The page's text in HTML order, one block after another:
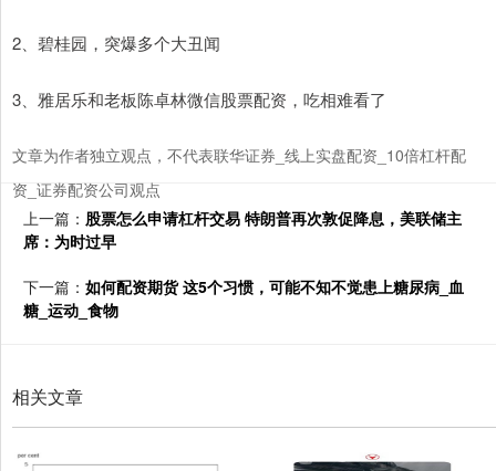
2、碧桂园，突爆多个大丑闻
3、雅居乐和老板陈卓林微信股票配资，吃相难看了
文章为作者独立观点，不代表联华证券_线上实盘配资_10倍杠杆配
资_证券配资公司观点
上一篇： 股票怎么申请杠杆交易 特朗普再次敦促降息，美联储主
席：为时过早
下一篇： 如何配资期货 这5个习惯，可能不知不觉患上糖尿病_血
糖_运动_食物
相关文章